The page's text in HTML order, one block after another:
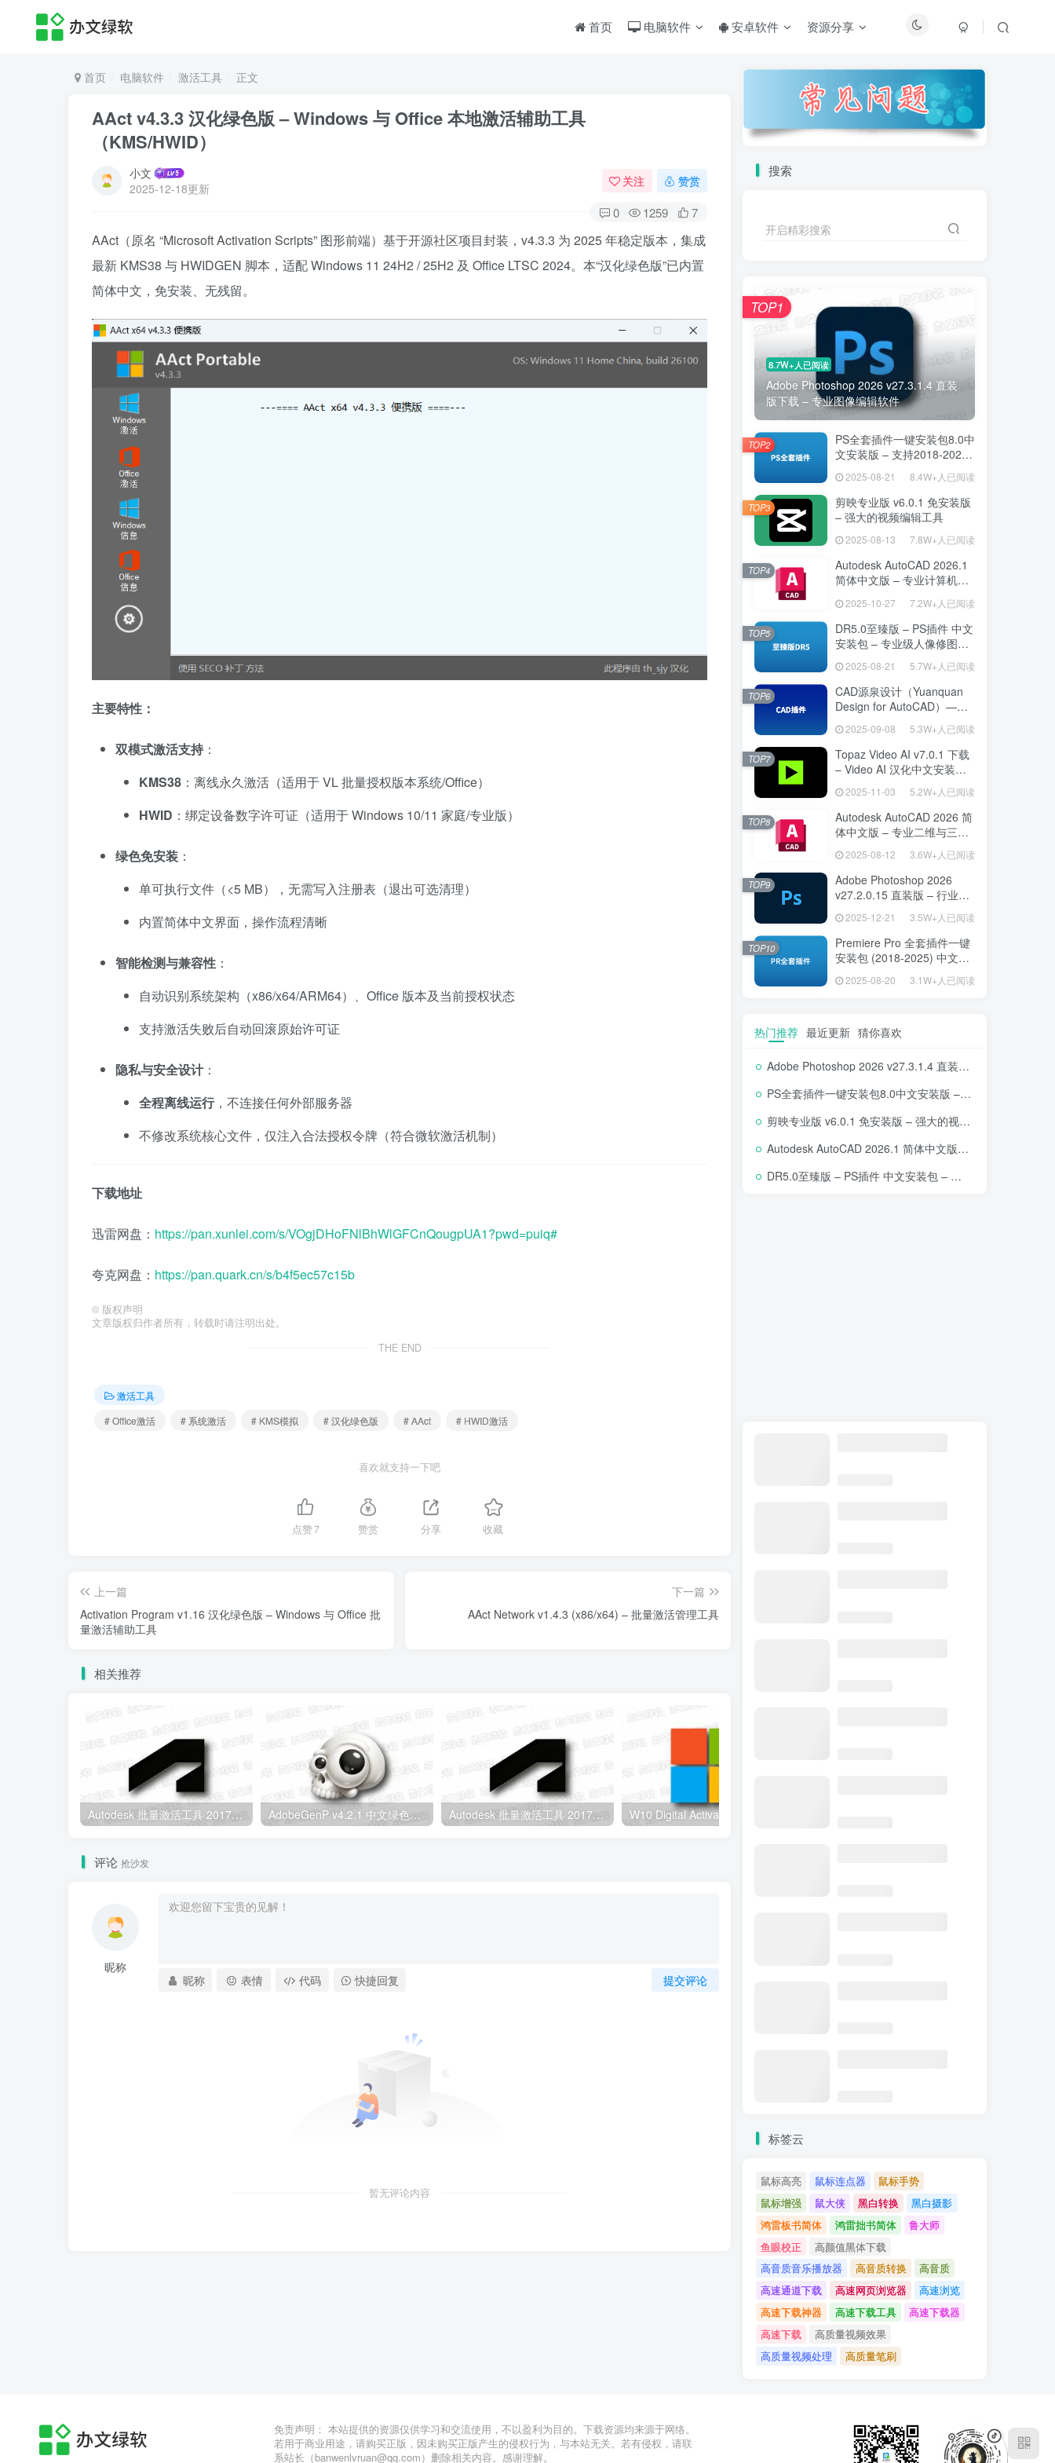
首页 电脑软件 安卓软件 资源分享
首页 电脑软件 激活工具 正文
AAct v4.3.3 汉化绿色版 – Windows 与 Office 本地激活辅助工具
（KMS/HWID）
小文
2025-12-18更新
关注 赞赏
0 1259 7
AAct（原名 “Microsoft Activation Scripts” 图形前端）基于开源社区项目封装，v4.3.3 为 2025 年稳定版本，集成
最新 KMS38 与 HWIDGEN 脚本，适配 Windows 11 24H2 / 25H2 及 Office LTSC 2024。本“汉化绿色版”已内置
简体中文，免安装、无残留。
主要特性：
双模式激活支持 ：
KMS38 ：离线永久激活（适用于 VL 批量授权版本系统/Office）
HWID ：绑定设备数字许可证（适用于 Windows 10/11 家庭/专业版）
绿色免安装 ：
单可执行文件（<5 MB），无需写入注册表（退出可选清理）
内置简体中文界面，操作流程清晰
智能检测与兼容性 ：
自动识别系统架构（x86/x64/ARM64）、Office 版本及当前授权状态
支持激活失败后自动回滚原始许可证
隐私与安全设计：
全程离线运行，不连接任何外部服务器
不修改系统核心文件，仅注入合法授权令牌（符合微软激活机制）
下载地址
迅雷网盘： https://pan.xunlei.com/s/VOgjDHoFNlBhWlGFCnQougpUA1?pwd=puiq#
夸克网盘： https://pan.quark.cn/s/b4f5ec57c15b
© 版权声明
文章版权归作者所有，转载时请注明出处。
THE END
激活工具
# Office激活
# 系统激活 # KMS模拟 # 汉化绿色版 # AAct # HWID激活
喜欢就支持一下吧
点赞7 赞赏 分享 收藏
上一篇
Activation Program v1.16 汉化绿色版 – Windows 与 Office 批
量激活辅助工具
下一篇
AAct Network v1.4.3 (x86/x64) – 批量激活管理工具
相关推荐
Autodesk 批量激活工具 2017-2027 v1.3.4.5 中文绿色版 AdobeGenP v4.2.1 中文绿色版 – Adobe 全家桶激活工具 Autodesk 批量激活工具 2017-2027 v1.3.4.4 中文绿色版
评论 抢沙发
昵称
提交评论
昵称 表情 代码 快捷回复
暂无评论内容
搜索
开启精彩搜索
8.7W+人已阅读
Adobe Photoshop 2026 v27.3.1.4 直装
版下载 – 专业图像编辑软件
TOP1
PS全套插件一键安装包8.0中
文安装版 – 支持2018-2025
– 提升设计效率
2025-08-21 8.4W+人已阅读
TOP2
剪映专业版 v6.0.1 免安装版
– 强大的视频编辑工具
2025-08-13 7.8W+人已阅读
TOP3
Autodesk AutoCAD 2026.1
简体中文版 – 专业计算机辅
2025-10-27 7.2W+人已阅读
TOP4
DR5.0至臻版 – PS插件 中文
安装包 – 专业级人像修图工
2025-08-21 5.7W+人已阅读
TOP5
CAD源泉设计（Yuanquan
Design for AutoCAD）——
高效绘图利器
2025-09-08 5.3W+人已阅读
TOP6
Topaz Video AI v7.0.1 下载
– Video AI 汉化中文安装版
2025-11-03 5.2W+人已阅读
TOP7
Autodesk AutoCAD 2026 简
体中文版 – 专业二维与三维
2025-08-12 3.6W+人已阅读
TOP8
Adobe Photoshop 2026
v27.2.0.15 直装版 – 行业标
2025-12-21 3.5W+人已阅读
TOP9
Premiere Pro 全套插件一键
安装包 (2018-2025) 中文安
率的专业工具
2025-08-20 3.1W+人已阅读
TOP10
热门推荐 最近更新 猜你喜欢
Adobe Photoshop 2026 v27.3.1.4 直装版下载 – 专业图像编辑软件
PS全套插件一键安装包8.0中文安装版 – 支持2018-2025 – 提升设计效率
剪映专业版 v6.0.1 免安装版 – 强大的视频编辑工具
Autodesk AutoCAD 2026.1 简体中文版 – 专业计算机辅助设计软件
DR5.0至臻版 – PS插件 中文安装包 – 专业级人像修图工具
标签云
鼠标高亮 鼠标连点器
鼠标手势
鼠标增强
鼠大侠 黑白转换
黑白摄影
鸿雷板书简体
鸿雷拙书简体
鲁大师
鱼眼校正
高颜值黑体下载
高音质音乐播放器
高音质转换
高音质
高速通道下载
高速网页浏览器
高速浏览
高速下载神器
高速下载工具
高速下载器
高速下载
高质量视频效果
高质量视频处理
高质量笔刷
免责声明： 本站提供的资源仅供学习和交流使用，不以盈利为目的。下载资源均来源于网络。
若用于商业用途，请购买正版，因未购买正版产生的侵权行为，与本站无关。若有侵权，请联
系站长（banwenlvruan@qq.com）删除相关内容。感谢理解。